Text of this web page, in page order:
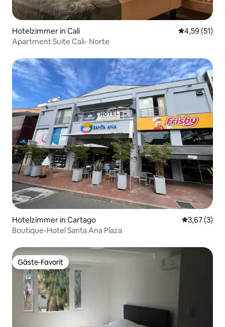
Hotelzimmer in Cali
4,59 (51)
Apartment Suite Cali- Norte
Hotelzimmer in Cartago
3,67 (3)
Boutique-Hotel Santa Ana Plaza
Gäste-Favorit
Gäste-Favorit